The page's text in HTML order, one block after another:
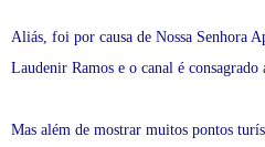
Aliás, foi por causa de Nossa Senhora
Laudenir Ramos e o canal é consagrado
Mas além de mostrar muitos pontos